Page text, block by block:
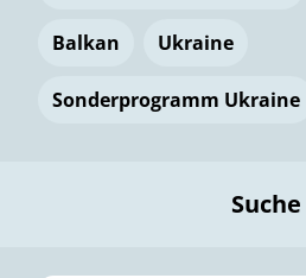
Balkan Ukraine
Sonderprogramm Ukraine
Suche